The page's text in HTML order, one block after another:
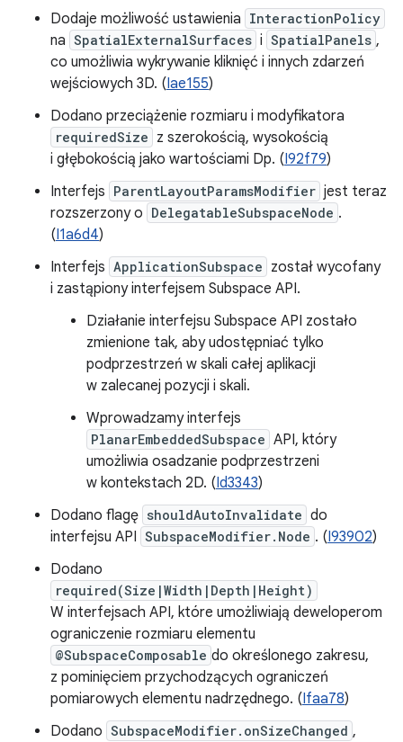
Dodaje możliwość ustawienia InteractionPolicy
na SpatialExternalSurfaces i SpatialPanels ,
co umożliwia wykrywanie kliknięć i innych zdarzeń
wejściowych 3D. (Iae155)
Dodano przeciążenie rozmiaru i modyfikatora
requiredSize z szerokością, wysokością
i głębokością jako wartościami Dp. (I92f79)
Interfejs ParentLayoutParamsModifier jest teraz
rozszerzony o DelegatableSubspaceNode .
(I1a6d4)
Interfejs ApplicationSubspace został wycofany
i zastąpiony interfejsem Subspace API.
Działanie interfejsu Subspace API zostało
zmienione tak, aby udostępniać tylko
podprzestrzeń w skali całej aplikacji
w zalecanej pozycji i skali.
Wprowadzamy interfejs
PlanarEmbeddedSubspace API, który
umożliwia osadzanie podprzestrzeni
w kontekstach 2D. (Id3343)
Dodano flagę shouldAutoInvalidate do
interfejsu API SubspaceModifier.Node . (I93902)
Dodano
required(Size|Width|Depth|Height)
W interfejsach API, które umożliwiają deweloperom
ograniczenie rozmiaru elementu
@SubspaceComposable do określonego zakresu,
z pominięciem przychodzących ograniczeń
pomiarowych elementu nadrzędnego. (Ifaa78)
Dodano SubspaceModifier.onSizeChanged ,